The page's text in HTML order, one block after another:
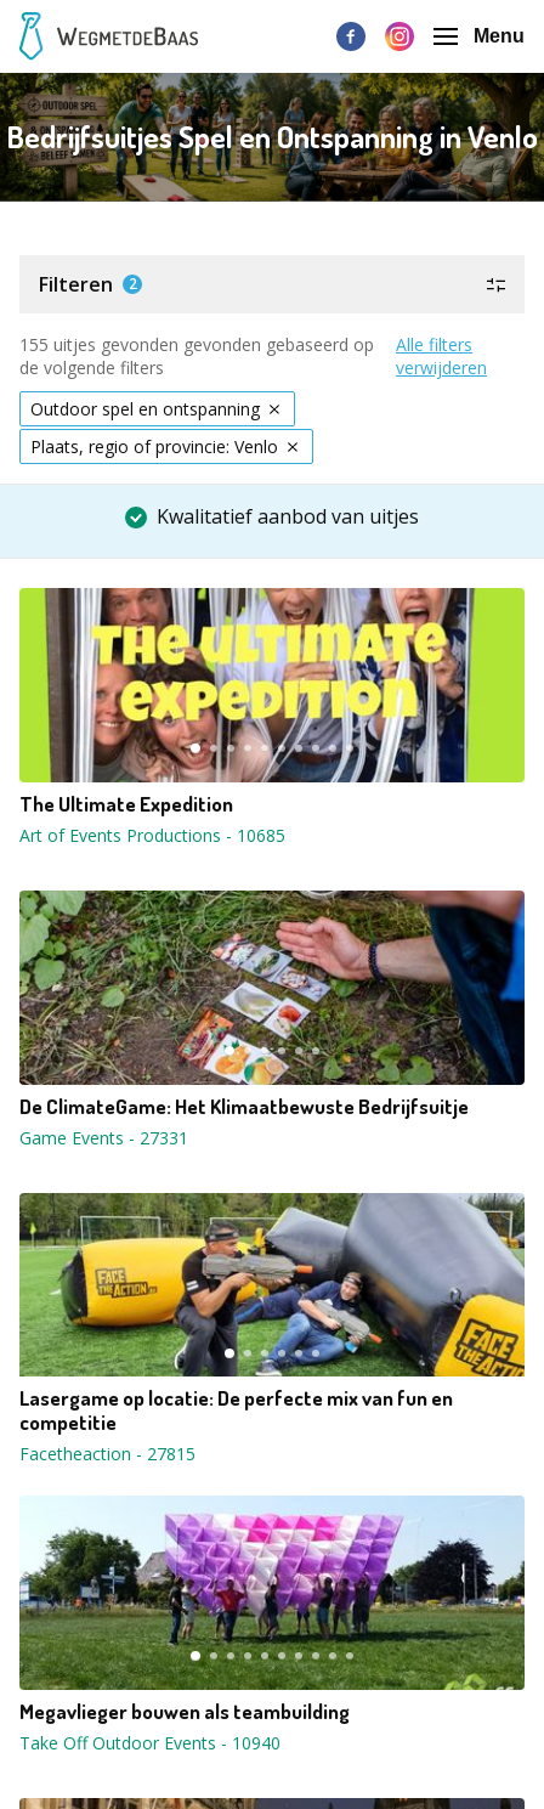
Menu
Bedrijfsuitjes Spel en Ontspanning in Venlo
Filteren 2
155 uitjes gevonden gevonden gebaseerd op
de volgende filters
Alle filters
verwijderen
Outdoor spel en ontspanning
Plaats, regio of provincie: Venlo
Kwalitatief aanbod van uitjes
The Ultimate Expedition
Art of Events Productions - 10685
De ClimateGame: Het Klimaatbewuste Bedrijfsuitje
Game Events - 27331
Lasergame op locatie: De perfecte mix van fun en
competitie
Facetheaction - 27815
Megavlieger bouwen als teambuilding
Take Off Outdoor Events - 10940